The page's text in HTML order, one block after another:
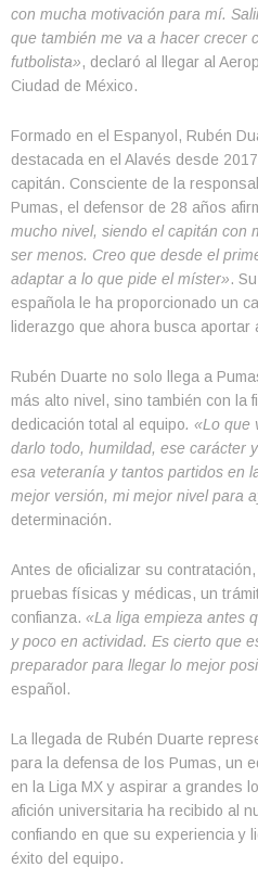
con mucha motivación para mí.
que también me va a hacer crecer
futbolista», declaró al llegar al
Ciudad de México.
Formado en el Espanyol, Rubén
destacada en el Alavés desde
capitán. Consciente de la
Pumas, el defensor de 28 años
mucho nivel, siendo el capitán con
ser menos. Creo que desde el
adaptar a lo que pide el míster».
española le ha proporcionado un
liderazgo que ahora busca aportar
Rubén Duarte no solo llega a
más alto nivel, sino también con la
dedicación total al equipo. «Lo que
darlo todo, humildad, ese carácter
esa veteranía y tantos partidos en
mejor versión, mi mejor nivel para
determinación.
Antes de oficializar su
pruebas físicas y médicas, un
confianza. «La liga empieza antes
y poco en actividad. Es cierto que
preparador para llegar lo mejor
español.
La llegada de Rubén Duarte
para la defensa de los Pumas, un
en la Liga MX y aspirar a grandes
afición universitaria ha recibido al
confiando en que su experiencia y
éxito del equipo.